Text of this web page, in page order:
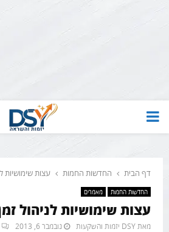
PRIMARY
דף הבית החדשות החמות עצות שימושיות
החדשות החמות מאמרים
עצות שימושיות לניהול
מאתDSY יזמות והשקעות נובמבר 6, 2013